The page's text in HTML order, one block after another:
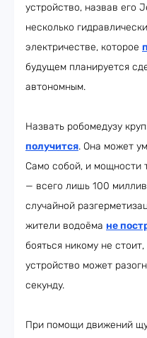
устройство, назвав его
несколько
электричестве, которое
будущем планируется
автономным.
Назвать робомедузу
получится. Она может
Само собой, и мощности
— всего лишь 100
случайной
жители водоёма не
бояться никому не
устройство может
секунду.
При помощи движений